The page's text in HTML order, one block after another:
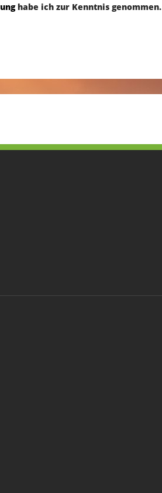
habe ich zur Kenntnis genommen.